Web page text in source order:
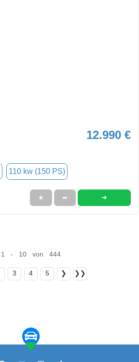
12.990 €
110 kw (150 PS)
★ ➦ ➜
1 - 10 von 444
3 4 5 ❯ ❯❯